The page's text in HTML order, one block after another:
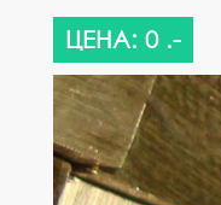
ЦЕНА: 0 .-